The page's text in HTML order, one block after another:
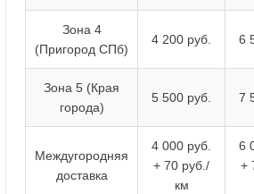
Зона 4
(Пригород СПб)
4 200 руб. 6
Зона 5 (Края
города)
5 500 руб. 7
Междугородняя
доставка
4 000 руб.
+ 70 руб./
км
6
+